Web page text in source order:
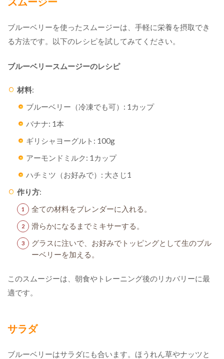
ブルーベリーを使ったスムージーは、手軽に栄養を摂取でき
る方法です。以下のレシピを試してみてください。
ブルーベリースムージーのレシピ
材料:
ブルーベリー（冷凍でも可）: 1カップ
バナナ: 1本
ギリシャヨーグルト: 100g
アーモンドミルク: 1カップ
ハチミツ（お好みで）: 大さじ1
作り方:
全ての材料をブレンダーに入れる。
滑らかになるまでミキサーする。
グラスに注いで、お好みでトッピングとして生のブル
ーベリーを加える。
このスムージーは、朝食やトレーニング後のリカバリーに最
適です。
サラダ
ブルーベリーはサラダにも合います。ほうれん草やナッツと